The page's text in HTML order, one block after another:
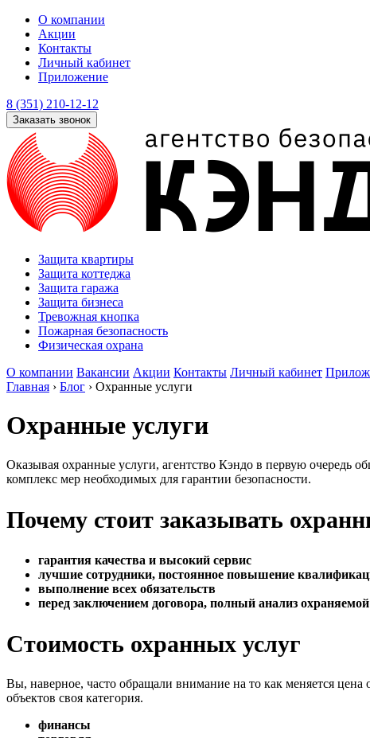
О компании
Акции
Контакты
Личный кабинет
Приложение
8 (351) 210-12-12
Заказать звонок
Защита квартиры
Защита коттеджа
Защита гаража
Защита бизнеса
Тревожная кнопка
Пожарная безопасность
Физическая охрана
О компании Вакансии Акции Контакты Личный кабинет
Главная › Блог › Охранные услуги
Охранные услуги
Оказывая охранные услуги, агентство Кэндо в первую очередь
комплекс мер необходимых для гарантии безопасности.
Почему стоит заказывать
гарантия качества и высокий сервис
лучшие сотрудники, постоянное повышение
выполнение всех обязательств
перед заключением договора, полный анализ
Стоимость охранных услуг
Вы, наверное, часто обращали внимание на то как меняется
объектов своя категория.
финансы